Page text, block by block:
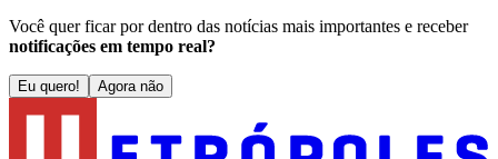
Você quer ficar por dentro das notícias mais importantes e receber
notificações em tempo real?
Eu quero! Agora não